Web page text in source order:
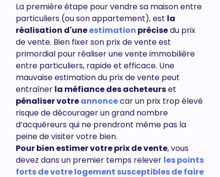
La première étape pour vendre sa maison entre
particuliers (ou son appartement), est la
réalisation d'uneestimation précisedu prix
de vente. Bien fixer son prix de vente est
primordial pour réaliser une vente immobilière
entre particuliers, rapide et efficace. Une
mauvaise estimation du prix de vente peut
entraîner la méfiance des acheteurset
pénaliser votreannoncecar un prix trop élevé
risque de décourager un grand nombre
d’acquéreurs qui ne prendront même pas la
peine de visiter votre bien.
Pour bien estimer votre prix de vente, vous
devez dans un premier temps relever les points
forts de votre logement susceptibles de faire